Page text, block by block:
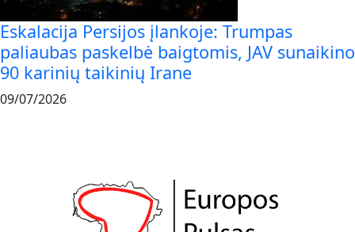
Eskalacija Persijos įlankoje: Trumpas
paliaubas paskelbė baigtomis, JAV sunaikino
90 karinių taikinių Irane
09/07/2026